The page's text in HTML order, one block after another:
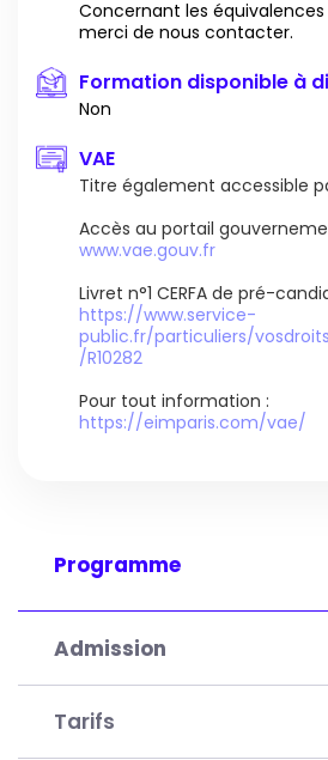
Concernant les équivalences
merci de nous contacter.
Formation disponible à
Non
VAE
Titre également accessible
Accès au portail
www.vae.gouv.fr
Livret n°1 CERFA de pré-
https://www.service-
public.fr/particuliers/vosdroits
/R10282
Pour tout information :
https://eimparis.com/vae/
Programme
Admission
Tarifs